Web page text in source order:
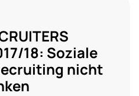
18: Soziale
nicht